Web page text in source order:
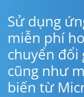
Sử dụng
miễn phí
chuyển đổi
cũng như
biến từ